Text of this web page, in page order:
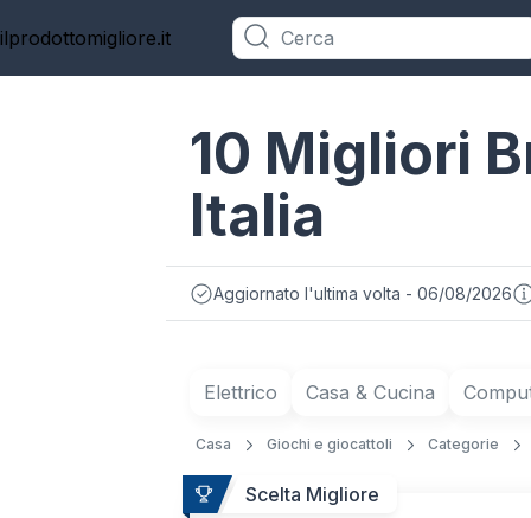
ilprodottomigliore.it
10 Migliori
Italia
Aggiornato l'ultima volta - 06/08/2026
Elettrico Casa & Cucina
Casa Giochi e giocattoli Categorie
Scelta Migliore